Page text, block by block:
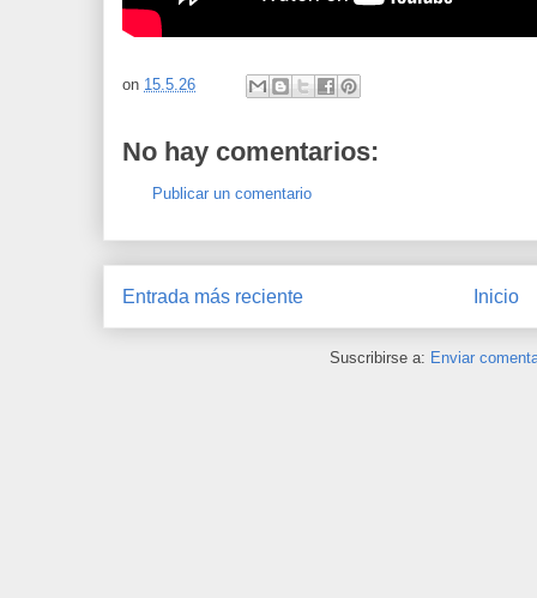
on 15.5.26
No hay comentarios:
Publicar un comentario
Entrada más reciente Inicio
Suscribirse a: Enviar